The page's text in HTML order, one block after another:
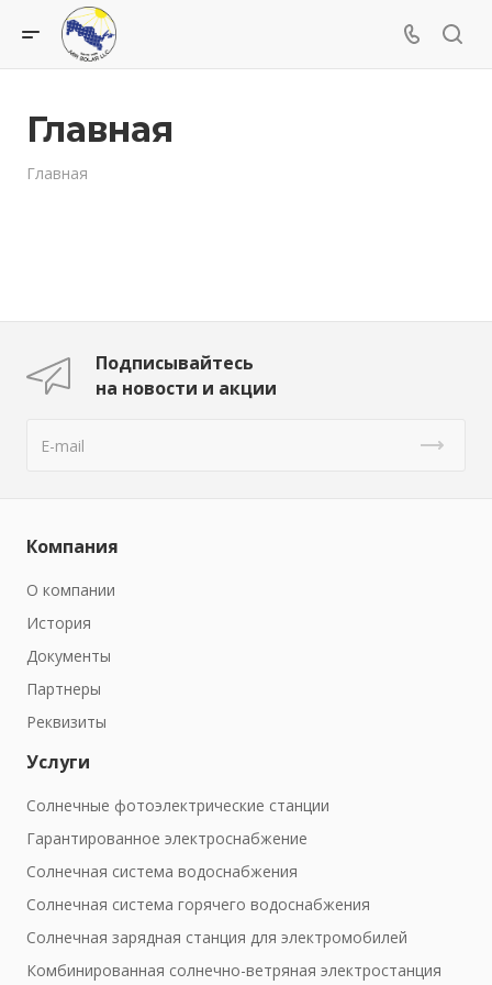
Главная
Главная
Подписывайтесь
на новости и акции
Компания
О компании
История
Документы
Партнеры
Реквизиты
Услуги
Солнечные фотоэлектрические станции
Гарантированное электроснабжение
Солнечная система водоснабжения
Солнечная система горячего водоснабжения
Солнечная зарядная станция для электромобилей
Комбинированная солнечно-ветряная электростанция